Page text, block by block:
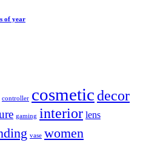
of year
controller cosmeticdecor
gaming interior lens
vase women